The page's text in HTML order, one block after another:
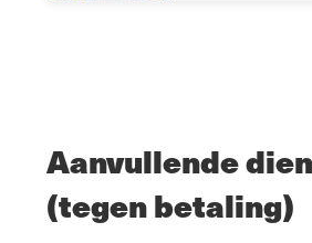
Aanvullende
(tegen betaling)